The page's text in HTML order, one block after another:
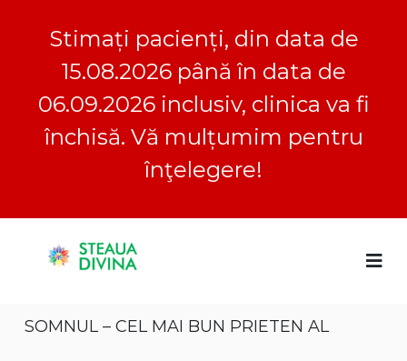
Stimați pacienți, din data de
15.08.2026 până în data de
06.09.2026 inclusiv, clinica va fi
închisă. Vă mulțumim pentru
înţelegere!
u
c
SOMNUL – CEL MAI BUN PRIETEN AL